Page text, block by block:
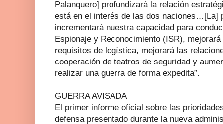
Palanquero] profundizará la relación
está en el interés de las dos naciones…[La]
incrementará nuestra capacidad para
Espionaje y Reconocimiento (ISR),
requisitos de logística, mejorará las
cooperación de teatros de seguridad y
realizar una guerra de forma expedita”.
GUERRA AVISADA
El primer informe oficial sobre las
defensa presentado durante la nueva